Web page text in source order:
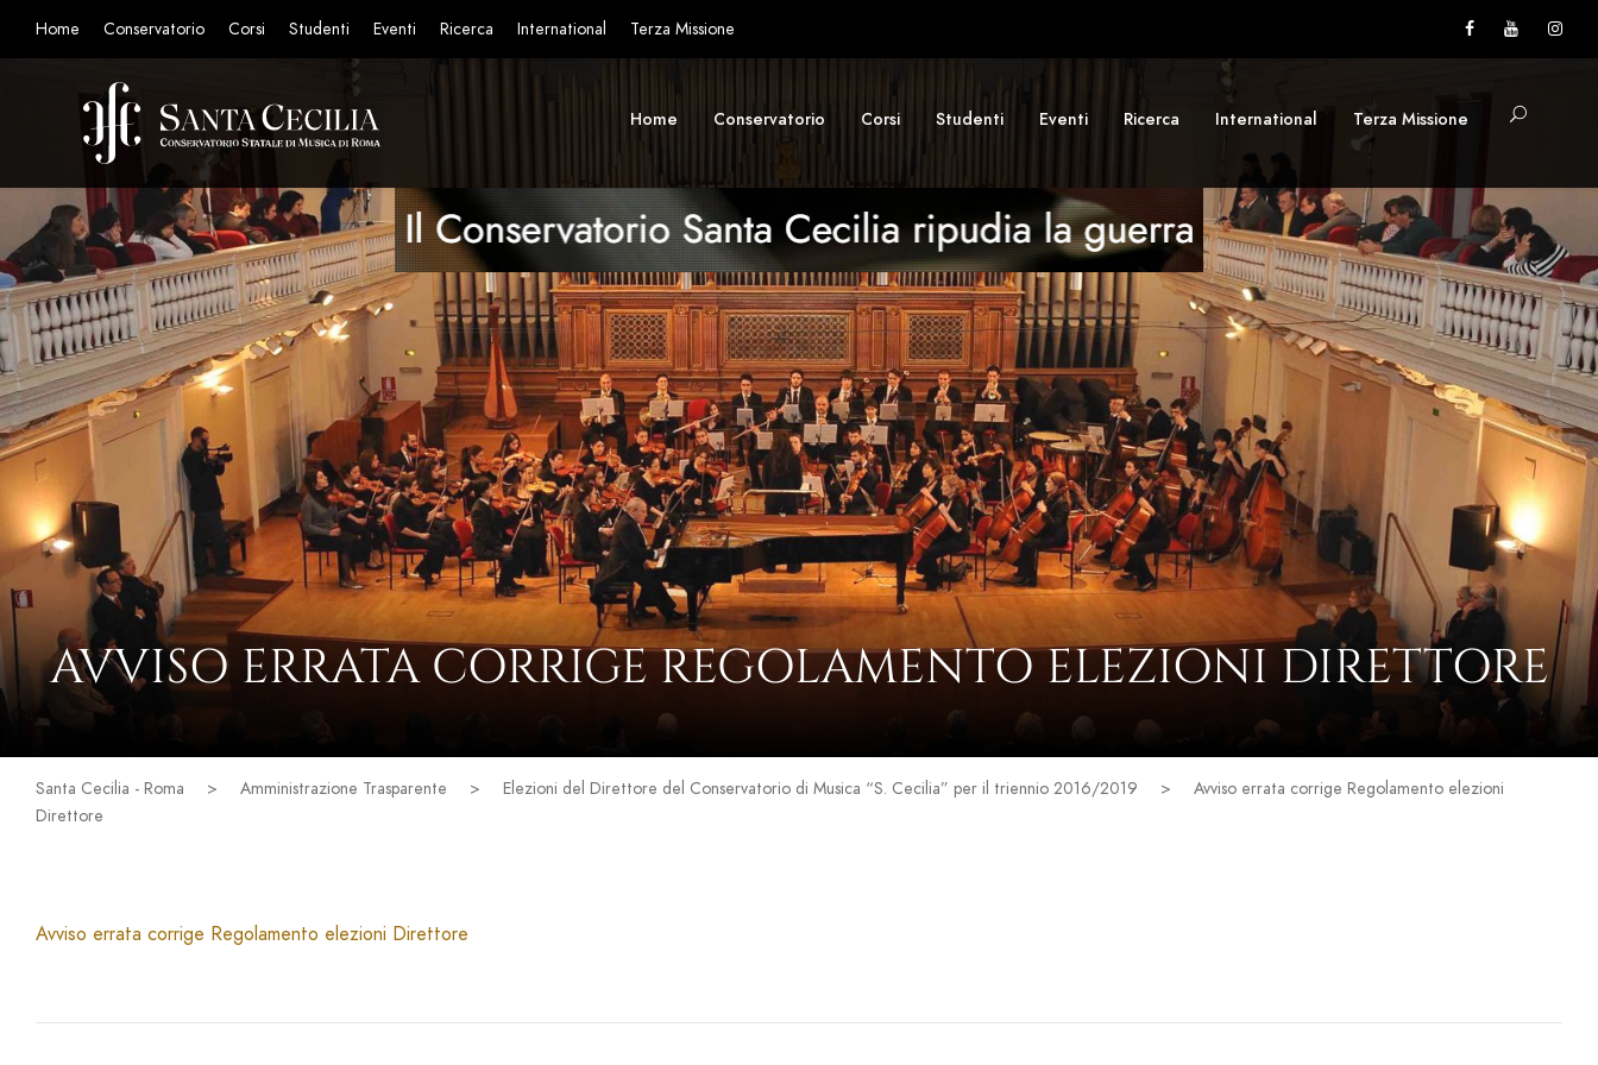
Home Conservatorio Corsi Studenti Eventi Ricerca International Terza Missione
Home Conservatorio Corsi Studenti Eventi Ricerca International Terza Missione
AVVISO ERRATA CORRIGE REGOLAMENTO ELEZIONI DIRETTORE
Santa Cecilia - Roma > Amministrazione Trasparente > Elezioni del Direttore del Conservatorio di Musica “S. Cecilia” per il triennio 2016/2019 >
Avviso errata corrige Regolamento elezioni
Direttore
Avviso errata corrige Regolamento elezioni Direttore